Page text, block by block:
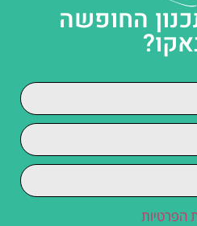
החופשה
הפרטיות